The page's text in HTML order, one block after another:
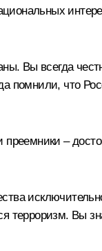
Вы всегда
помнили, что
преемники –
терроризм. Вы